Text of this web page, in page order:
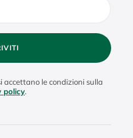
accettano le condizioni sulla
policy.